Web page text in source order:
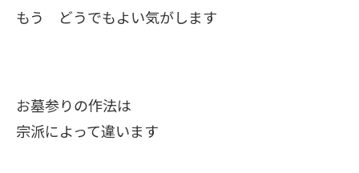
もう どうでもよい気がします
お墓参りの作法は
宗派によって違います